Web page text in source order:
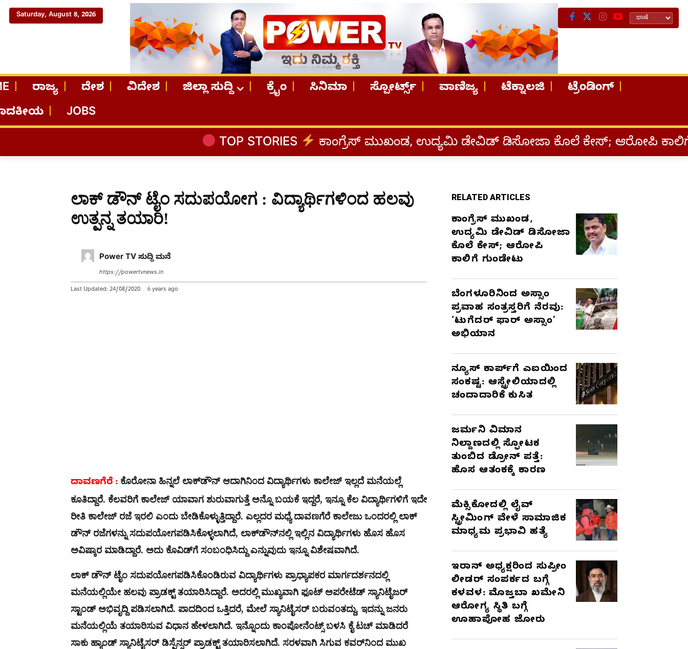
Saturday, August 8, 2026
ರಾಜ್ಯ ದೇಶ ವಿದೇಶ ಜಿಲ್ಲಾ ಸುದ್ದಿ ಕ್ರೈಂ ಸಿನಿಮಾ ಸ್ಪೋರ್ಟ್ಸ್ ವಾಣಿಜ್ಯ ಟೆಕ್ನಾಲಜಿ
ಟ್ರೆಂಡಿಂಗ್
JOBS
TOP STORIES ಕಾಂಗ್ರೆಸ್‌ ಮುಖಂಡ, ಉದ್ಯಮಿ ಡೇವಿಡ್‌ ಡಿಸೋಜಾ ಕೊಲೆ ಕೇಸ್;‌ ಆರೋಪಿ ಕಾಲಿಗೆ ಗುಂಡೇಟು
ಲಾಕ್ ಡೌನ್ ಟೈಂ ಸದುಪಯೋಗ : ವಿದ್ಯಾರ್ಥಿಗಳಿಂದ ಹಲವು
ಉತ್ಪನ್ನ ತಯಾರಿ!
Power TV ಸುದ್ದಿ ಮನೆ
https://powertvnews.in
Last Updated: 24/08/2020 6 years ago
ದಾವಣಗೆರೆ : ಕೊರೋನಾ ಹಿನ್ನಲೆ ಲಾಕ್​ಡೌನ್ ಆದಾಗಿನಿಂದ ವಿದ್ಯಾರ್ಥಿಗಳು ಕಾಲೇಜ್ ಇಲ್ಲದೆ ಮನೆಯಲ್ಲೆ
ಕೂತಿದ್ದಾರೆ. ಕೆಲವರಿಗೆ ಕಾಲೇಜ್ ಯಾವಾಗ ಶುರುವಾಗುತ್ತೆ ಅನ್ನೊ ಬಯಕೆ ಇದ್ದರೆ, ಇನ್ನೂ ಕೆಲ ವಿದ್ಯಾರ್ಥಿಗಳಿಗೆ ಇದೇ
ರೀತಿ ಕಾಲೇಜ್ ರಜೆ ಇರಲಿ ಎಂದು ಬೇಡಿಕೊಳ್ಳುತ್ತಿದ್ದಾರೆ. ಎಲ್ಲದರ ಮಧ್ಯೆ ದಾವಣಗೆರೆ ಕಾಲೇಜು ಒಂದರಲ್ಲಿ ಲಾಕ್
ಡೌನ್ ರಜೆಗಳನ್ನು ಸದುಪಯೋಗಪಡಿಸಿಕೊಳ್ಳಲಾಗಿದೆ, ಲಾಕ್​ಡೌನ್​ನಲ್ಲಿ ಇಲ್ಲಿನ ವಿದ್ಯಾರ್ಥಿಗಳು ಹೊಸ ಹೊಸ
ಅವಿಷ್ಕಾರ ಮಾಡಿದ್ದಾರೆ. ಅದು ಕೊವಿಡ್​ಗೆ ಸಂಬಂಧಿಸಿದ್ದು ಎನ್ನುವುದು ಇನ್ನೂ ವಿಶೇಷವಾಗಿದೆ.
ಲಾಕ್ ಡೌನ್ ಟೈಂ ಸದುಪಯೋಗಪಡಿಸಿಕೊಂಡಿರುವ ವಿದ್ಯಾರ್ಥಿಗಳು ಪ್ರಾಧ್ಯಾಪಕರ ಮಾರ್ಗದರ್ಶನದಲ್ಲಿ
ಮನೆಯಲ್ಲಿಯೇ ಹಲವು ಪ್ರಾಡಕ್ಟ್ ತಯಾರಿಸಿದ್ದಾರೆ. ಅದರಲ್ಲಿ ಮುಖ್ಯವಾಗಿ ಫೂಟ್ ಅಪರೇಟೆಡ್ ಸ್ಯಾನಿಟೈಜರ್
ಸ್ಟಾಂಡ್ ಅಭಿವೃದ್ದಿ ಪಡಿಸಲಾಗಿದೆ. ಪಾದದಿಂದ ಒತ್ತಿದರೆ, ಮೇಲೆ ಸ್ಯಾನಿಟೈಸರ್ ಬರುವಂತದ್ದು, ಇದನ್ನು ಜನರು
ಮನೆಯಲ್ಲಿಯೆ ತಯಾರಿಸುವ ವಿಧಾನ ಹೇಳಲಾಗಿದೆ. ಇನ್ನೊಂದು ಕಾಂಪೋನೆಂಟ್ಸ್ ಬಳಸಿ ಕೈ ಟಚ್ ಮಾಡಿದರೆ
ಸಾಕು ಹ್ಯಾಂಡ್ ಸ್ಯಾನಿಟೈಸರ್ ಡಿಸ್ಪೆನ್ಸರ್ ಪ್ರಾಡಕ್ಟ್ ತಯಾರಿಸಲಾಗಿದೆ. ಸರಳವಾಗಿ ಸಿಗುವ ಕವರ್​ನಿಂದ ಮುಖ
RELATED ARTICLES
ಕಾಂಗ್ರೆಸ್‌ ಮುಖಂಡ,
ಉದ್ಯಮಿ ಡೇವಿಡ್‌ ಡಿಸೋಜಾ
ಕೊಲೆ ಕೇಸ್;‌ ಆರೋಪಿ
ಕಾಲಿಗೆ ಗುಂಡೇಟು
ಬೆಂಗಳೂರಿನಿಂದ ಅಸ್ಸಾಂ
ಪ್ರವಾಹ ಸಂತ್ರಸ್ತರಿಗೆ ನೆರವು:
‘ಟುಗೆದರ್ ಫಾರ್ ಅಸ್ಸಾಂ’
ಅಭಿಯಾನ
ನ್ಯೂಸ್ ಕಾರ್ಪ್‌ಗೆ ಎಐಯಿಂದ
ಸಂಕಷ್ಟ: ಆಸ್ಟ್ರೇಲಿಯಾದಲ್ಲಿ
ಚಂದಾದಾರಿಕೆ ಕುಸಿತ
ಜರ್ಮನಿ ವಿಮಾನ
ನಿಲ್ದಾಣದಲ್ಲಿ ಸ್ಫೋಟಕ
ತುಂಬಿದ ಡ್ರೋನ್ ಪತ್ತೆ:
ಹೊಸ ಆತಂಕಕ್ಕೆ ಕಾರಣ
ಮೆಕ್ಸಿಕೋದಲ್ಲಿ ಲೈವ್
ಸ್ಟ್ರೀಮಿಂಗ್ ವೇಳೆ ಸಾಮಾಜಿಕ
ಮಾಧ್ಯಮ ಪ್ರಭಾವಿ ಹತ್ಯೆ
ಇರಾನ್ ಅಧ್ಯಕ್ಷರಿಂದ ಸುಪ್ರೀಂ
ಲೀಡರ್ ಸಂಪರ್ಕದ ಬಗ್ಗೆ
ಕಳವಳ: ಮೊಜ್ತಬಾ ಖಮೇನಿ
ಆರೋಗ್ಯ ಸ್ಥಿತಿ ಬಗ್ಗೆ
ಊಹಾಪೋಹ ಜೋರು